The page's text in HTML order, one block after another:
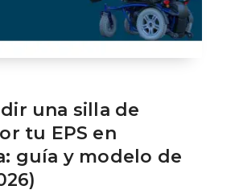
una silla de
tu EPS en
guía y modelo de